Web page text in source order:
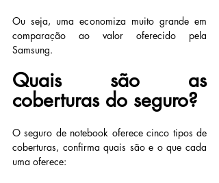
Ou seja, uma economiza muito grande em
comparação ao valor oferecido pela
Samsung.
Quais são as
coberturas do seguro?
O seguro de notebook oferece cinco tipos de
coberturas, confirma quais são e o que cada
uma oferece: